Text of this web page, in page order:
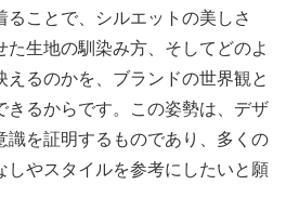
ることで、シルエットの美しさ
生地の馴染み方、そしてどのよ
えるのかを、ブランドの世界観と
きるからです。この姿勢は、デザ
識を証明するものであり、多くの
しやスタイルを参考にしたいと願